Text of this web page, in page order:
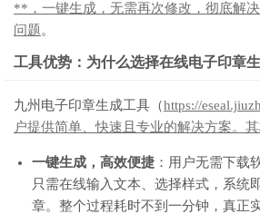
**，一键生成，无需再次修改，彻底解
问题。
工具优势：为什么选择在线电子印章
九州电子印章生成工具（https://
户提供简单、快速且专业的解决方案。
一键生成，高效便捷 ：用户无需下载
只需在线输入文本、选择样式，系统
章。整个过程耗时不到一分钟，真正